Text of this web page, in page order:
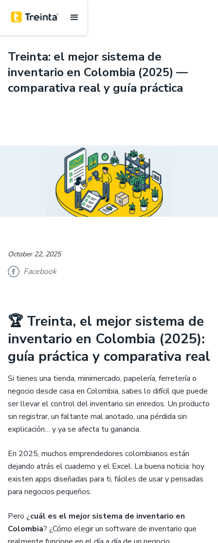
Treinta: el mejor sistema de
inventario en Colombia (2025) —
comparativa real y guía práctica
October 22, 2025
Facebook
🏆 Treinta, el mejor sistema de
inventario en Colombia (2025):
guía práctica y comparativa real
Si tienes una tienda, minimercado, papelería, ferretería o
negocio desde casa en Colombia, sabes lo difícil que puede
ser llevar el control del inventario sin enredos. Un producto
sin registrar, un faltante mal anotado, una pérdida sin
explicación… y ya se afecta tu ganancia.
En 2025, muchos emprendedores colombianos están
dejando atrás el cuaderno y el Excel. La buena noticia: hoy
existen apps diseñadas para ti, fáciles de usar y pensadas
para negocios pequeños.
Pero ¿cuál es el mejor sistema de inventario en
Colombia? ¿Cómo elegir un software de inventario que